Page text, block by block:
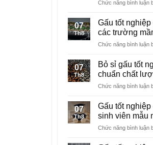
Chức năng bình luận
07
Th8
Gấu tốt
các trường
Chức năng bình luận
07
Th8
Bỏ sỉ gấu tốt
chuẩn chất
Chức năng bình luận
07
Th8
Gấu tốt nghiệp
sinh viên mẫu
Chức năng bình luận